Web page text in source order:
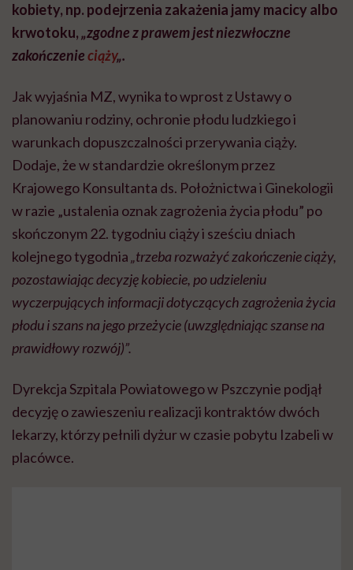
kobiety, np. podejrzenia zakażenia jamy macicy albo
krwotoku,„zgodne z prawem jest niezwłoczne
zakończenieciąży„.
Jak wyjaśnia MZ, wynika to wprost z Ustawy o
planowaniu rodziny, ochronie płodu ludzkiego i
warunkach dopuszczalności przerywania ciąży.
Dodaje, że w standardzie określonym przez
Krajowego Konsultanta ds. Położnictwa i Ginekologii
w razie „ustalenia oznak zagrożenia życia płodu” po
skończonym 22. tygodniu ciąży i sześciu dniach
kolejnego tygodnia„trzeba rozważyć zakończenie ciąży,
pozostawiając decyzję kobiecie, po udzieleniu
wyczerpujących informacji dotyczących zagrożenia życia
płodu i szans na jego przeżycie (uwzględniając szanse na
prawidłowy rozwój)”.
Dyrekcja Szpitala Powiatowego w Pszczynie podjął
decyzję o zawieszeniu realizacji kontraktów dwóch
lekarzy, którzy pełnili dyżur w czasie pobytu Izabeli w
placówce.